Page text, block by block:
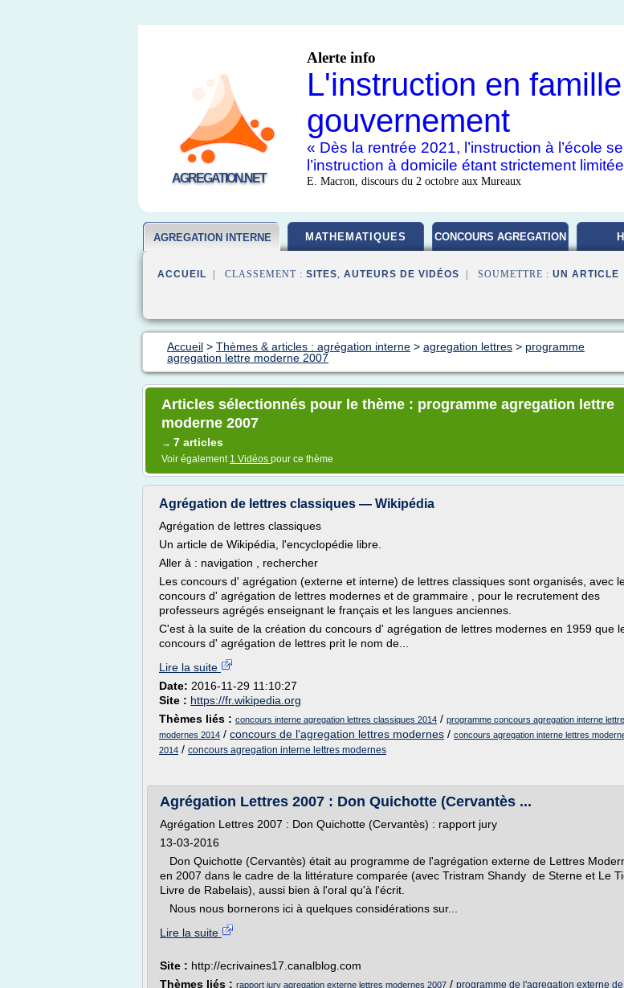
AGREGATION.NET
Alerte info
L'instruction en
gouvernement
« Dès la rentrée 2021, l’instruction à l’école
l’instruction à domicile étant strictement
E. Macron, discours du 2 octobre aux Mureaux
AGREGATION INTERNE MATHEMATIQUES CONCOURS AGREGATION
ACCUEIL | CLASSEMENT : SITES, AUTEURS DE VIDÉOS | SOUMETTRE : UN ARTICLE
Accueil > Thèmes & articles : agrégation interne > agregation lettres > programme
agregation lettre moderne 2007
Articles sélectionnés pour le thème : programme agregation lettre
moderne 2007
→ 7 articles
Voir également 1 Vidéos pour ce thème
Agrégation de lettres classiques — Wikipédia
Agrégation de lettres classiques
Un article de Wikipédia, l'encyclopédie libre.
Aller à : navigation , rechercher
Les concours d' agrégation (externe et interne) de lettres classiques sont organisés, avec
concours d' agrégation de lettres modernes et de grammaire , pour le recrutement des
professeurs agrégés enseignant le français et les langues anciennes.
C'est à la suite de la création du concours d' agrégation de lettres modernes en 1959 que
concours d' agrégation de lettres prit le nom de...
Lire la suite
Date: 2016-11-29 11:10:27
Site : https://fr.wikipedia.org
Thèmes liés : concours interne agregation lettres classiques 2014 / programme concours agregation interne
modernes 2014 / concours de l'agregation lettres modernes / concours agregation interne lettres
2014 / concours agregation interne lettres modernes
Agrégation Lettres 2007 : Don Quichotte (Cervantès ...
Agrégation Lettres 2007 : Don Quichotte (Cervantès) : rapport jury
13-03-2016
Don Quichotte (Cervantès) était au programme de l'agrégation externe de Lettres
en 2007 dans le cadre de la littérature comparée (avec Tristram Shandy de Sterne et Le
Livre de Rabelais), aussi bien à l'oral qu'à l'écrit.
Nous nous bornerons ici à quelques considérations sur...
Lire la suite
Site : http://ecrivaines17.canalblog.com
Thèmes liés : rapport jury agregation externe lettres modernes 2007 / programme de l'agregation externe de